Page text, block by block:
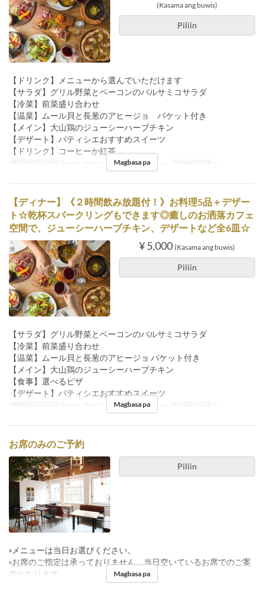
(Kasama ang buwis)
Piliin
【ドリンク】メニューから選んでいただけます
【サラダ】グリル野菜とベーコンのバルサミコサラダ
【冷菜】前菜盛り合わせ
【温菜】ムール貝と長葱のアヒージョ バケット付き
【メイン】大山鶏のジューシーハーブチキン
【デザート】パティシエおすすめスイーツ
【ドリンク】コーヒーか紅茶
Balidong petsa Dis 26, 2023 ~ Pagkain Hapunan Order Limit 2 ~
Magbasa pa
【ディナー】《２時間飲み放題付！》お料理5品＋デザー
ト☆乾杯スパークリングもできます◎癒しのお洒落カフェ
空間で、ジューシーハーブチキン、デザートなど全6皿☆
¥ 5,000 (Kasama ang buwis)
Piliin
【サラダ】グリル野菜とベーコンのバルサミコサラダ
【冷菜】前菜盛り合わせ
【温菜】ムール貝と長葱のアヒージョ バケット付き
【メイン】大山鶏のジューシーハーブチキン
【食事】選べるピザ
【デザート】パティシエおすすめスイーツ
Balidong petsa Dis 26, 2023 ~ Pagkain Hapunan Order Limit 2 ~
Magbasa pa
お席のみのご予約
Piliin
▫️メニューは当日お選びください。
▫️お席のご指定は承っておりません。当日空いているお席でのご案
内となります。
Magbasa pa